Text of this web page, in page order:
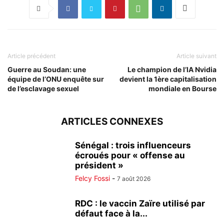
Article précédent
Guerre au Soudan: une
équipe de l’ONU enquête sur
de l’esclavage sexuel
Article suivant
Le champion de l’IA Nvidia
devient la 1ère capitalisation
mondiale en Bourse
ARTICLES CONNEXES
Sénégal : trois influenceurs
écroués pour « offense au
président »
Felcy Fossi - 7 août 2026
RDC : le vaccin Zaïre utilisé par
défaut face à la...